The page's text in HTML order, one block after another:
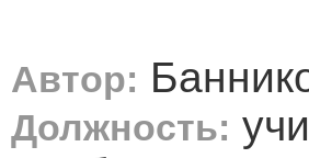
Автор:
Должность: